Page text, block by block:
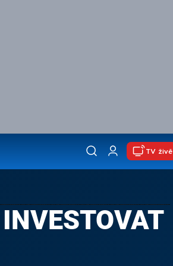
TV živě